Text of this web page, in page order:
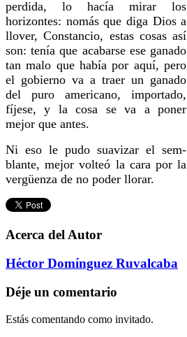
perdida, lo hacía mirar los
horizontes: nomás que diga Dios a
llover, Constancio, estas cosas así
son: tenía que acabarse ese ganado
tan malo que había por aquí, pero
el gobierno va a traer un ganado
del puro americano, importado,
fíjese, y la cosa se va a poner
mejor que antes.
Ni eso le pudo suavizar el sem­
blante, mejor volteó la cara por la
ver­güenza de no poder llorar.
Acerca del Autor
Héctor Domínguez Ruvalcaba
Déje un comentario
Estás comentando como invitado.